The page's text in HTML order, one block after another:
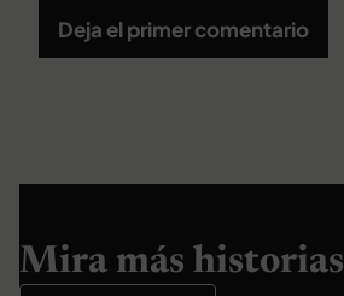
Deja el primer comentario
Mira más historias